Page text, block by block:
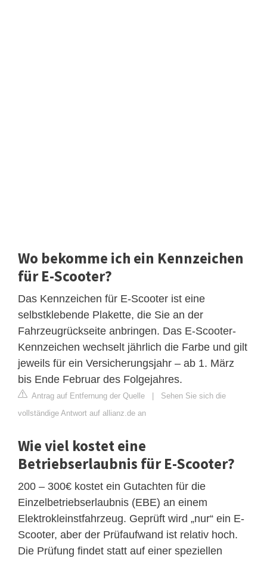
Wo bekomme ich ein Kennzeichen
für E-Scooter?
Das Kennzeichen für E-Scooter ist eine
selbstklebende Plakette, die Sie an der
Fahrzeugrückseite anbringen. Das E-Scooter-
Kennzeichen wechselt jährlich die Farbe und gilt
jeweils für ein Versicherungsjahr – ab 1. März
bis Ende Februar des Folgejahres.
Antrag auf Entfernung der Quelle | Sehen Sie sich die
vollständige Antwort auf allianz.de an
Wie viel kostet eine
Betriebserlaubnis für E-Scooter?
200 – 300€ kostet ein Gutachten für die
Einzelbetriebserlaubnis (EBE) an einem
Elektrokleinstfahrzeug. Geprüft wird „nur“ ein E-
Scooter, aber der Prüfaufwand ist relativ hoch.
Die Prüfung findet statt auf einer speziellen